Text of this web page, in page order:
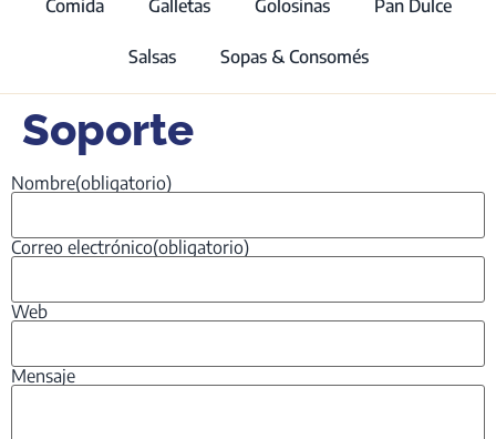
Comida Galletas Golosinas Pan Dulce
Salsas Sopas & Consomés
Soporte
Nombre(obligatorio)
Correo electrónico(obligatorio)
Web
Mensaje